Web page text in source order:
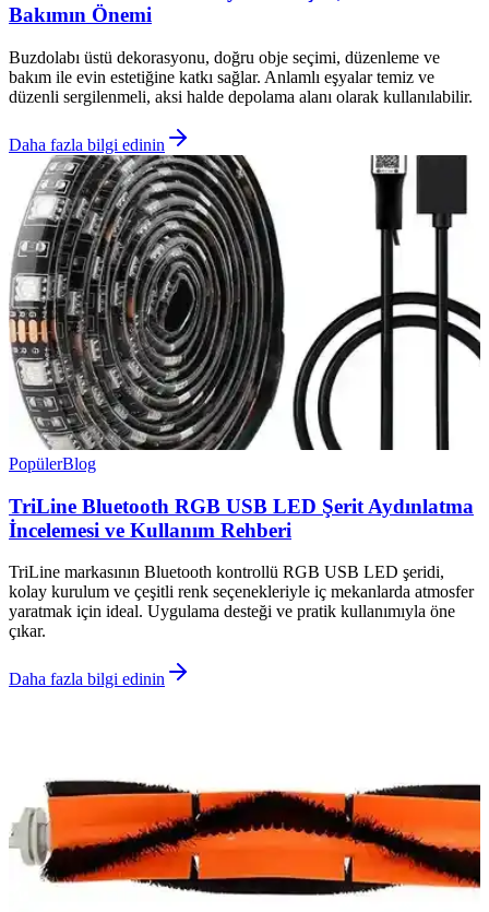
Bakımın Önemi
Buzdolabı üstü dekorasyonu, doğru obje seçimi, düzenleme ve
bakım ile evin estetiğine katkı sağlar. Anlamlı eşyalar temiz ve
düzenli sergilenmeli, aksi halde depolama alanı olarak kullanılabilir.
Daha fazla bilgi edinin
PopülerBlog
TriLine Bluetooth RGB USB LED Şerit Aydınlatma
İncelemesi ve Kullanım Rehberi
TriLine markasının Bluetooth kontrollü RGB USB LED şeridi,
kolay kurulum ve çeşitli renk seçenekleriyle iç mekanlarda atmosfer
yaratmak için ideal. Uygulama desteği ve pratik kullanımıyla öne
çıkar.
Daha fazla bilgi edinin